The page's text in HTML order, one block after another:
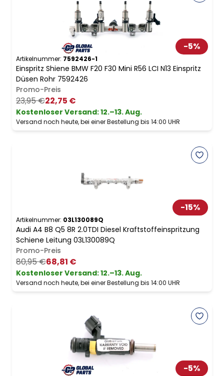
-5%
Artikelnummer: 7592426-1
Einspritz Shiene BMW F20 F30 Mini R56 LCI N13 Einspritz
Düsen Rohr 7592426
Promo-Preis
23,95 €22,75 €
Kostenloser Versand:12.–13. Aug.
Versand noch heute, bei einer Bestellung bis 14:00 UHR
-15%
Artikelnummer: 03L130089Q
Audi A4 B8 Q5 8R 2.0TDI Diesel Kraftstoffeinspritzung
Schiene Leitung 03L130089Q
Promo-Preis
80,95 €68,81 €
Kostenloser Versand:12.–13. Aug.
Versand noch heute, bei einer Bestellung bis 14:00 UHR
-5%